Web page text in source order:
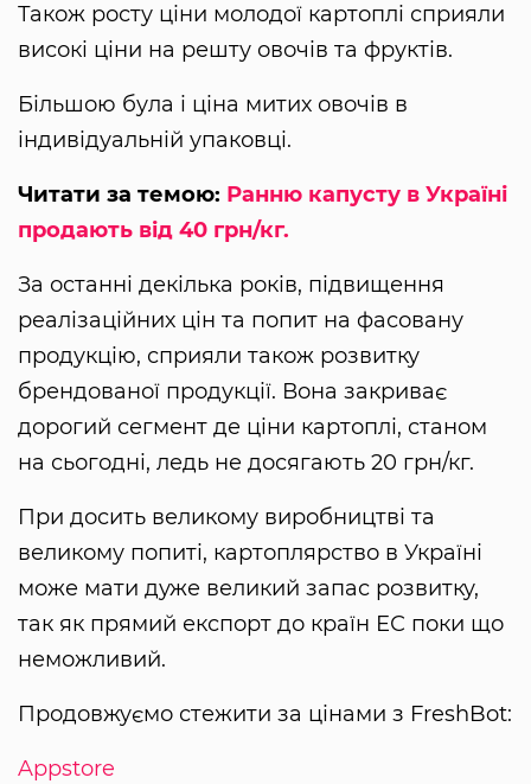
Також росту ціни молодої картоплі сприяли
високі ціни на решту овочів та фруктів.
Більшою була і ціна митих овочів в
індивідуальній упаковці.
Читати за темою: Ранню капусту в Україні
продають від 40 грн/кг.
За останні декілька років, підвищення
реалізаційних цін та попит на фасовану
продукцію, сприяли також розвитку
брендованої продукції. Вона закриває
дорогий сегмент де ціни картоплі, станом
на сьогодні, ледь не досягають 20 грн/кг.
При досить великому виробництві та
великому попиті, картоплярство в Україні
може мати дуже великий запас розвитку,
так як прямий експорт до країн ЕС поки що
неможливий.
Продовжуємо стежити за цінами з FreshBot:
Appstore